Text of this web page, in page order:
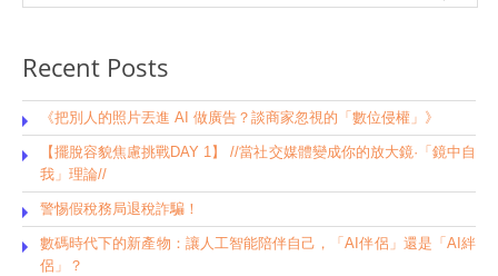
Recent Posts
《把別人的照片丟進 AI 做廣告？談商家忽視的「數位侵權」》
【擺脫容貌焦慮挑戰DAY 1】 //當社交媒體變成你的放大鏡·「鏡中自
我」理論//
警惕假稅務局退稅詐騙！
數碼時代下的新產物：讓人工智能陪伴自己，「AI伴侶」還是「AI絆
侶」？